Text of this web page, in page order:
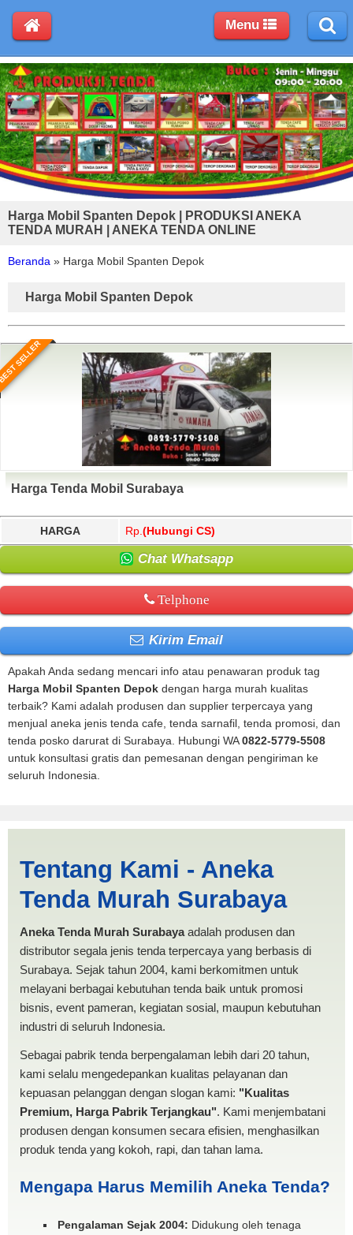
Harga Mobil Spanten Depok | PRODUKSI ANEKA
TENDA MURAH | ANEKA TENDA ONLINE
Beranda » Harga Mobil Spanten Depok
Harga Mobil Spanten Depok
SELLER
Harga Tenda Mobil Surabaya
HARGA Rp. (Hubungi CS)
Chat Whatsapp
Telphone
Kirim Email
Apakah Anda sedang mencari info atau penawaran produk tag
Harga Mobil Spanten Depok dengan harga murah kualitas
terbaik? Kami adalah produsen dan supplier terpercaya yang
menjual aneka jenis tenda cafe, tenda sarnafil, tenda promosi, dan
tenda posko darurat di Surabaya. Hubungi WA0822-5779-5508
untuk konsultasi gratis dan pemesanan dengan pengiriman ke
seluruh Indonesia.
| PRODUKSI ANEKA TENDA
MURAH
Tentang Kami - Aneka
Tenda Murah Surabaya
Aneka Tenda Murah Surabayaadalah produsen dan
distributor segala jenis tenda terpercaya yang berbasis di
Surabaya. Sejak tahun 2004, kami berkomitmen untuk
melayani berbagai kebutuhan tenda baik untuk promosi
bisnis, event pameran, kegiatan sosial, maupun kebutuhan
industri di seluruh Indonesia.
Sebagai pabrik tenda berpengalaman lebih dari 20 tahun,
kami selalu mengedepankan kualitas pelayanan dan
kepuasan pelanggan dengan slogan kami: "Kualitas
Premium, Harga Pabrik Terjangkau". Kami menjembatani
produsen dengan konsumen secara efisien, menghasilkan
produk tenda yang kokoh, rapi, dan tahan lama.
Mengapa Harus Memilih Aneka Tenda?
Pengalaman Sejak 2004: Didukung oleh tenaga
Menu